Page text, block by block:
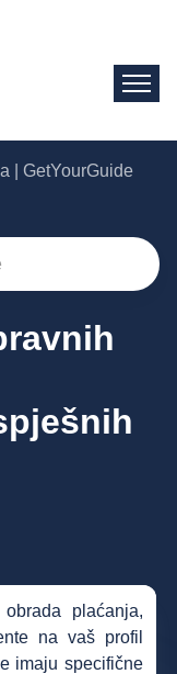
| GetYourGuide
plaćanja,
na vaš profil
imaju specifične